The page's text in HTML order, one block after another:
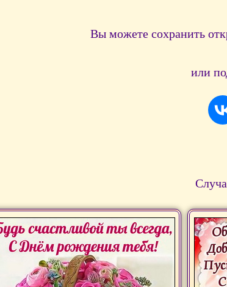
Вы можете сохранить
или